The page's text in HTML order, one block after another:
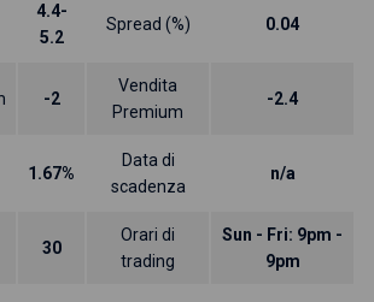
4.4-
5.2
Spread (%) 0.04
-2
Vendita
Premium
-2.4
1.67%
Data di
scadenza
n/a
30
Orari di
trading
Sun - Fri: 9pm -
9pm